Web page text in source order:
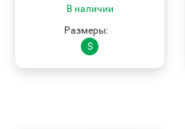
В наличии
Размеры:
S